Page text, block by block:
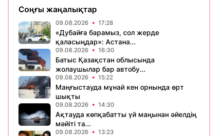
Соңғы жаңалықтар
09.08.2026 17:28
«Дубайға барамыз, сол жерде
қаласыңдар»: Астана...
09.08.2026 16:30
Батыс Қазақстан облысында
жолаушылар бар автобу...
09.08.2026 15:22
Маңғыстауда мұнай кен орнында өрт
шықты
09.08.2026 14:30
Ақтауда көпқабатты үй маңынан әйелдің
мәйіті та...
09.08.2026 13:23